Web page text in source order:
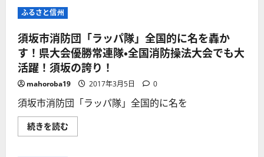
ふるさと信州
須坂市消防団「ラッパ隊」全国的に名を轟か
す！県大会優勝常連隊・全国消防操法大会でも大
活躍！須坂の誇り！
mahoroba19 2017年3月5日 0
須坂市消防団「ラッパ隊」全国的に名を
続きを読む
坂